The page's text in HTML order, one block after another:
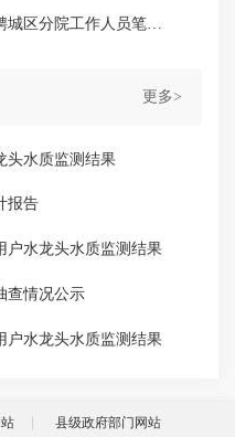
更多>
头水质监测结果
报告
户水龙头水质监测结果
查情况公示
户水龙头水质监测结果
县级政府部门网站